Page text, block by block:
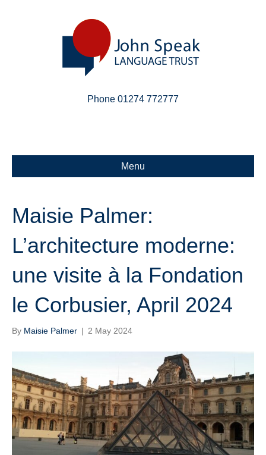
Phone 01274 772777
Menu
Maisie Palmer:
L’architecture moderne:
une visite à la Fondation
le Corbusier, April 2024
By Maisie Palmer | 2 May 2024